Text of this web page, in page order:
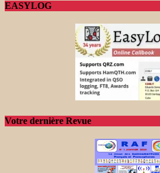
EASYLOG
Votre dernière Revue